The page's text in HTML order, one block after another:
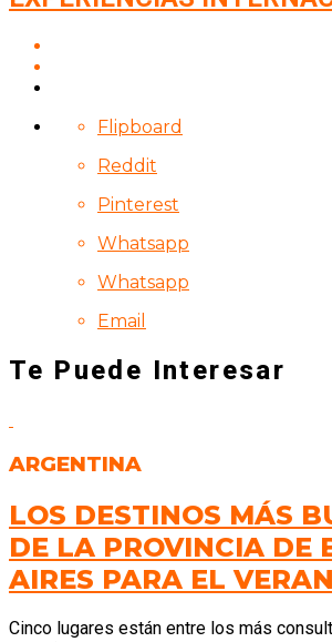
Flipboard
Reddit
Pinterest
Whatsapp
Whatsapp
Email
Te Puede Interesar
ARGENTINA
LOS DESTINOS MÁS
DE LA PROVINCIA DE
AIRES PARA EL
Cinco lugares están entre los más